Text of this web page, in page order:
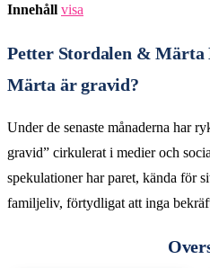
Innehåll visa
Petter Stordalen &
Märta är gravid?
Under de senaste månaderna har
gravid” cirkulerat i medier och
spekulationer har paret, kända för
familjeliv, förtydligat att inga